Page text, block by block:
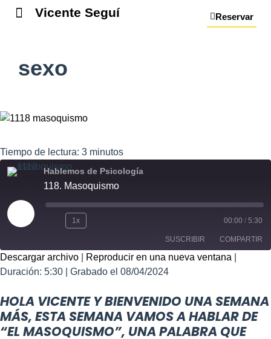
Vicente Seguí Reservar
sexo
Tiempo de lectura: 3 minutos
Hablemos de Psicología
118. Masoquismo
1x 00:00 / 5:30
SUSCRIBIR COMPARTIR
COMPART
ENLACE
INCRUSTA
R
Descargar archivo Reproducir en una nueva ventana
Duración: 5:30
Grabado el 08/04/2024
HOLA VICENTE Y BIENVENIDO UNA SEMANA
MÁS, ESTA SEMANA VAMOS A HABLAR DE
“EL MASOQUISMO”, UNA PALABRA QUE